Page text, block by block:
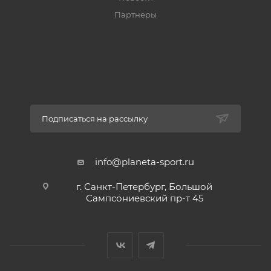
Партнеры
Подписаться на рассылку
info@planeta-sport.ru
г. Санкт-Петербург, Большой
Сампсониевский пр-т 45